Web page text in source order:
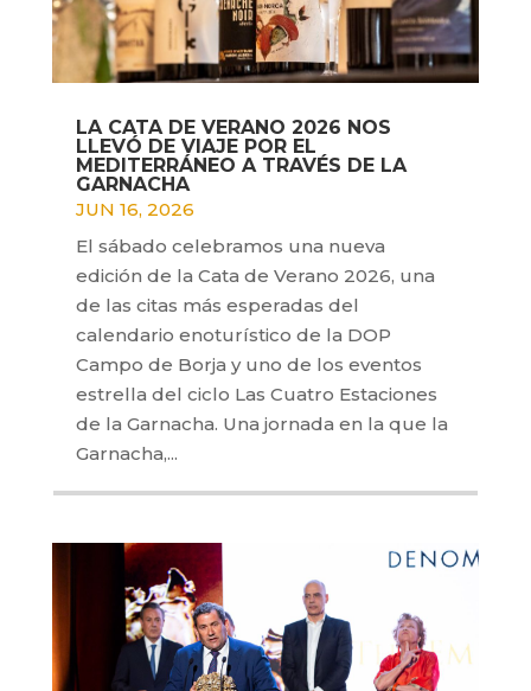
LA CATA DE VERANO 2026 NOS
LLEVÓ DE VIAJE POR EL
MEDITERRÁNEO A TRAVÉS DE LA
GARNACHA
JUN 16, 2026
El sábado celebramos una nueva
edición de la Cata de Verano 2026, una
de las citas más esperadas del
calendario enoturístico de la DOP
Campo de Borja y uno de los eventos
estrella del ciclo Las Cuatro Estaciones
de la Garnacha. Una jornada en la que la
Garnacha,...